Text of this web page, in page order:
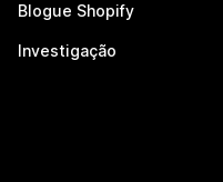
Blogue Shopify
Investigação